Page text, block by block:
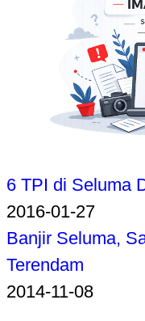
6 TPI di Seluma
2016-01-27
Banjir Seluma,
Terendam
2014-11-08